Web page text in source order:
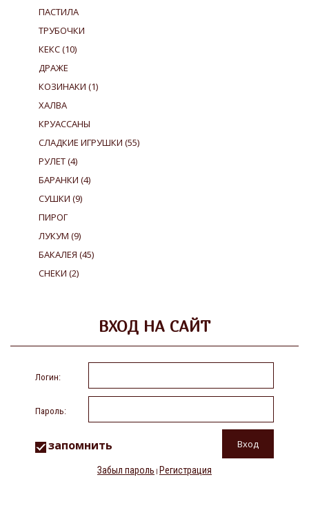
ПАСТИЛА
ТРУБОЧКИ
КЕКС(10)
ДРАЖЕ
КОЗИНАКИ (1)
ХАЛВА
КРУАССАНЫ
СЛАДКИЕ ИГРУШКИ (55)
РУЛЕТ(4)
БАРАНКИ (4)
СУШКИ (9)
ПИРОГ
ЛУКУМ (9)
БАКАЛЕЯ (45)
СНЕКИ (2)
ВХОД НА САЙТ
Логин:
Пароль:
запомнить
Забыл пароль | Регистрация